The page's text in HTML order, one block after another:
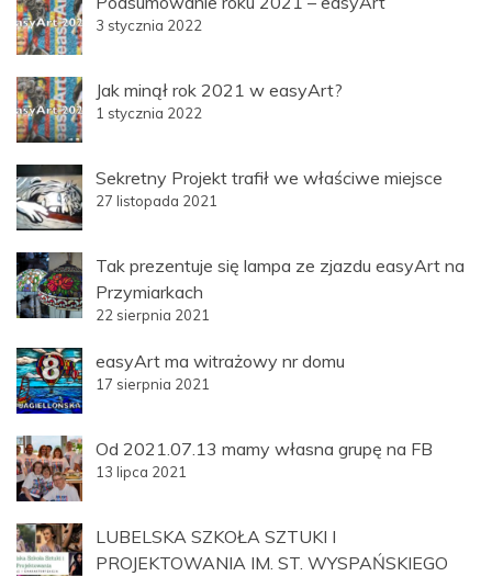
3 stycznia 2022
Jak minął rok 2021 w easyArt?
1 stycznia 2022
Sekretny Projekt trafił we właściwe miejsce
27 listopada 2021
Tak prezentuje się lampa ze zjazdu easyArt na
Przymiarkach
22 sierpnia 2021
easyArt ma witrażowy nr domu
17 sierpnia 2021
Od 2021.07.13 mamy własna grupę na FB
13 lipca 2021
LUBELSKA SZKOŁA SZTUKI I
PROJEKTOWANIA IM. ST. WYSPAŃSKIEGO